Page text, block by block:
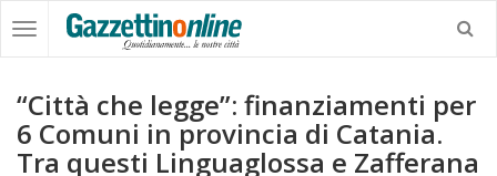
“Città che legge”: finanziamenti per
6 Comuni in provincia di Catania.
Tra questi Linguaglossa e Zafferana